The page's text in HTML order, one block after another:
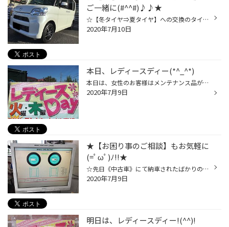
ご一緒に(#^^#)♪♪★
☆【冬タイヤ⇒夏タイヤ】への交換のタイミングにて、夏タイヤの摩耗が進行して しまっていた為・・・《おしゃれなアルミホイールset》にてお取付けを(=ﾟωﾟ)ﾉ♪♪ ★装着アルミホイール：G.SPEED：P-02 14x４.5ｊ 4/100+45 ★タイヤ交換をご検討中のお客様ぁ～!! せっかくご購入頂くのであれば《セット買...
2020年7月10日
本日、レディースディー(*^_^*)
本日は、女性のお客様はメンテナンス品がお安くなります！！ 男性のお客様も女性同伴ならOK！！ そして レディースデイ限定企画として、 商品をご購入いただいた女性のお客様に粗品をプレゼント！！ 普段、お車のメンテナンスをされていない 女性の方がいらっしゃいましたら、 是非ご来店ください！...
2020年7月9日
★【お困り事のご相談】もお気軽に
(=ﾟωﾟ)ﾉ!!★
☆先日《中古車》にて納車されたばかりの【SUZUKI:ラパン】らしいのですが・・・ 走行中ハンドルへの振動が凄いらしく不安になって、当店にご相談にご来店頂きました。 色々と点検を行ってみると、タイヤ・ホイールのバランス調整した形跡が全くない!!! 念の為に機械にかけてみると・・・これではハ...
2020年7月9日
明日は、レディースディー!(^^)!